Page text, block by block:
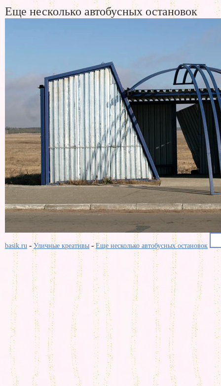
Еще несколько автобусных остановок
basik.ru -Уличные креативы -Еще несколько автобусных остановок